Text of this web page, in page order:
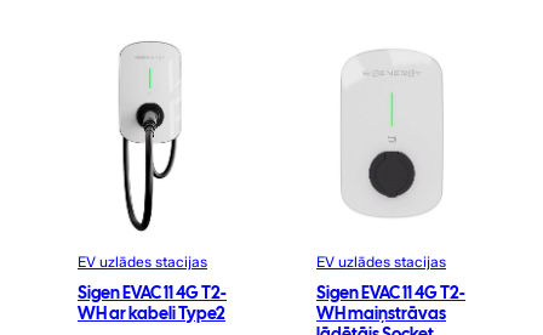
EV uzlādes stacijas
Sigen EVAC 11 4G T2-
WH ar kabeli Type2
EV uzlādes stacijas
Sigen EVAC 11 4G T2-
WH maiņstrāvas